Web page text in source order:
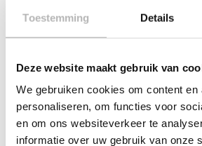
Toestemming Details
Deze website maakt gebruik van
We gebruiken cookies om content en
personaliseren, om functies voor
en om ons websiteverkeer te
informatie over uw gebruik van onze
60 graden gewassen te worden.
blijft het bedtextiel mooier en
Laat het bedtextiel nooit in water
de zogenoemde spoelstop (bij
wasautomaten in te stellen,
ook staan).